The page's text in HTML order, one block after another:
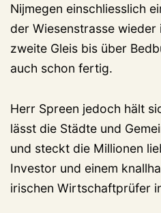
Nijmegen einschliesslich
der Wiesenstrasse wieder
zweite Gleis bis über
auch schon fertig.
Herr Spreen jedoch hält
lässt die Städte und
und steckt die Millionen
Investor und einem
irischen Wirtschaftprüfer